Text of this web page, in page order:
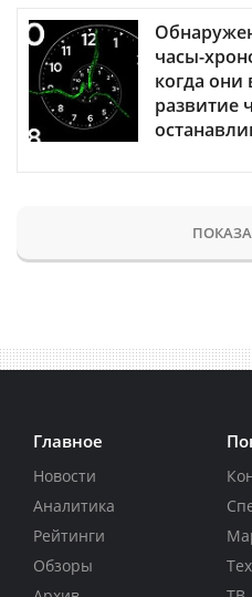
часы-
когда они
развитие
Главное
Новости
Аналитика
Рейтинги
Обзоры